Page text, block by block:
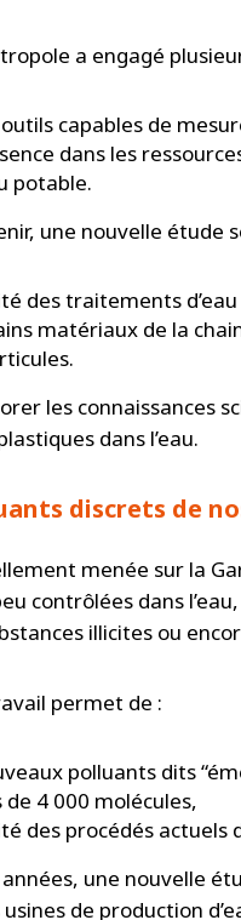
a engagé
capables de
dans les
potable.
une nouvelle étude
des traitements
matériaux de la
les
dans l’eau.
discrets de
menée sur la
contrôlées dans
illicites ou
permet de :
polluants dits
4 000 molécules,
des procédés
une nouvelle
de production